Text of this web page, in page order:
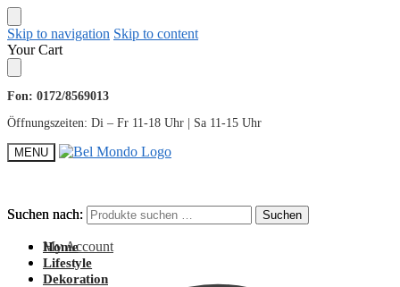
Skip to navigation Skip to content
Your Cart
Fon: 0172/8569013
Öffnungszeiten: Di – Fr 11-18 Uhr | Sa 11-15 Uhr
MENU
Suchen nach: Suchen
My Account
Suchen nach: Suchen
Home
Lifestyle
Dekoration